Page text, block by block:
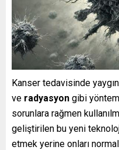
Kanser tedavisinde
ve radyasyon gibi
sorunlara rağmen
geliştirilen bu yeni
etmek yerine onları